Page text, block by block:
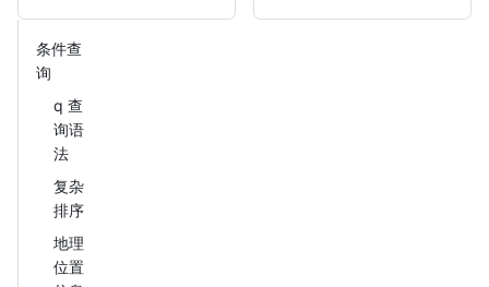
条件查
询
q 查
询语
法
复杂
排序
地理
位置